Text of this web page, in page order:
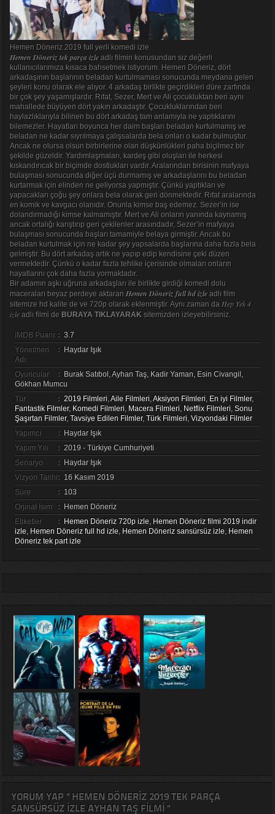
Hemen Döneriz 2019 full yerli komedi izle
Hemen Döneriz tek parça izleadlı filmin konusundan siz değerli
kullanıcılarımıza kısaca bahsetmek istiyorum. Hemen Döneriz, dört
arkadaşının başlarının beladan kurtulmaması sonucunda meydana gelen
şeyleri konu olarak ele alıyor. 4 arkadaş birlikte geçirdikleri düre zarfında
bir çok şey yaşamışlardır. Rıfat, Sezer, Mert ve Ali çocukluktan beri aynı
mahallede büyüyen dört yakın arkadaştır. Çocukluklarından beri
haylazlıklarıyla bilinen bu dört arkadaş tam anlamıyla ne yaptıklarını
bilemezler. Hayatları boyunca her daim başları beladan kurtulmamış ve
beladan ne kadar sıyrılmaya çalışsalarda bela onları o kadar bulmuştur.
Ancak ne olursa olsun birbirlerine olan düşkünlükleri paha biçilmez bir
şekilde güzeldir. Yardımlaşmaları, kardeş gibi oluşları ile herkesi
kıskandırıcak bir biçimde dostlukları vardır. Aralarından birisinin mafyaya
bulaşması sonucunda diğer üçü durmamış ve arkadaşlarını bu beladan
kurtarmak için elinden ne geliyorsa yapmıştır. Çünkü yaptıkları ve
yapacakları çoğu şey onlara bela olarak geri dönmektedir. Rıfat aralarında
en komik ve kavgacı olanıdır. Onunla kimse baş edemez. Sezer’in ise
dolandırmadığı kimse kalmamıştır. Mert ve Ali onların yanında kaynamış
ancak ortalığı karıştırıp geri çekilenler arasındadır, Sezer’in mafyaya
bulaşması sonucunda başları tamamiyle belaya girmiştir. Ancak bu
beladan kurtulmak için ne kadar şey yapsalarda başlarına daha fazla bela
gelmiştir. Bu dört arkadaş artık ne yapıp edip kendisine çeki düzen
vermektedir. Çünkü o kadar fazla tehlike içerisinde olmaları onların
hayatlarını çok daha fazla yormaktadır.
Bir adamın aşkı uğruna arkadaşları ile birlikte girdiği komedi dolu
maceraları beyaz perdeye aktaran Hemen Döneriz full hd izleadlı film
sitemize hd kalite de ve 720p olarak eklenmiştir. Aynı zaman da Hep Yek 4
izleadlı filmi de BURAYA TIKLAYARAKsitemizden izleyebilirsiniz.
IMDB Puanı : 3.7
Yönetmen
Adı
: Haydar Işık
Oyuncular : Burak Satıbol, Ayhan Taş, Kadir Yaman, Esin Civangil,
Gökhan Mumcu
Tür
: 2019 Filmleri,Aile Filmleri,Aksiyon Filmleri, En iyi Filmler,
Fantastik Filmler, Komedi Filmleri, Macera Filmleri, Netflix Filmleri, Sonu
Şaşırtan Filmler, Tavsiye Edilen Filmler, Türk Filmleri, Vizyondaki Filmler
Yapımcı
: Haydar Işık
Yapım Yılı
: 2019 - Türkiye Cumhuriyeti
Senaryo
: Haydar Işık
Vizyon Tarihi: 16 Kasım 2019
Süre
: 103
Orjinal İsim
: Hemen Döneriz
Etiketler
: Hemen Döneriz 720p izle, Hemen Döneriz filmi 2019 indir
izle, Hemen Döneriz full hd izle, Hemen Döneriz sansürsüz izle, Hemen
Döneriz tek part izle
YORUM YAP " HEMEN DÖNERIZ 2019 TEK PARÇA
SANSÜRSÜZ IZLE AYHAN TAŞ FILMI "